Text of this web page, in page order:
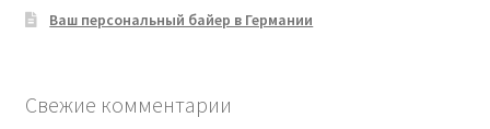
Ваш персональный байер в Германии
Свежие комментарии